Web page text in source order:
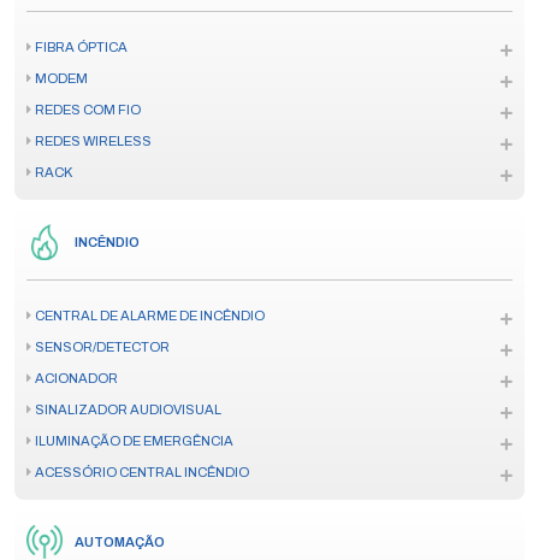
FIBRA ÓPTICA
MODEM
REDES COM FIO
REDES WIRELESS
RACK
INCÊNDIO
CENTRAL DE ALARME DE INCÊNDIO
SENSOR/DETECTOR
ACIONADOR
SINALIZADOR AUDIOVISUAL
ILUMINAÇÃO DE EMERGÊNCIA
ACESSÓRIO CENTRAL INCÊNDIO
AUTOMAÇÃO